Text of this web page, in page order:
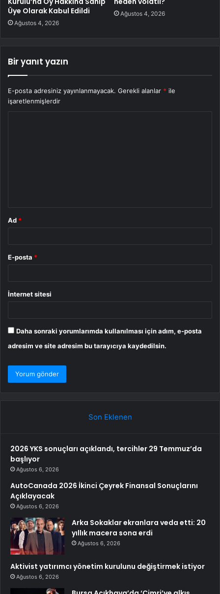
Üye Olarak Kabul Edildi
Ağustos 4, 2026
Ağustos 4, 2026
Bir yanıt yazın
E-posta adresiniz yayınlanmayacak. Gerekli alanlar * ile
işaretlenmişlerdir
Ad *
E-posta *
İnternet sitesi
Daha sonraki yorumlarımda kullanılması için adım, e-posta
adresim ve site adresim bu tarayıcıya kaydedilsin.
Son Eklenen
2026 YKS sonuçları açıklandı, tercihler 29 Temmuz’da
başlıyor
Ağustos 6, 2026
AutoCanada 2026 İkinci Çeyrek Finansal Sonuçlarını
Açıklayacak
Ağustos 6, 2026
Arka Sokaklar ekranlara veda etti: 20
yıllık macera sona erdi
Ağustos 6, 2026
Aktivist yatırımcı yönetim kurulunu değiştirmek istiyor
Ağustos 6, 2026